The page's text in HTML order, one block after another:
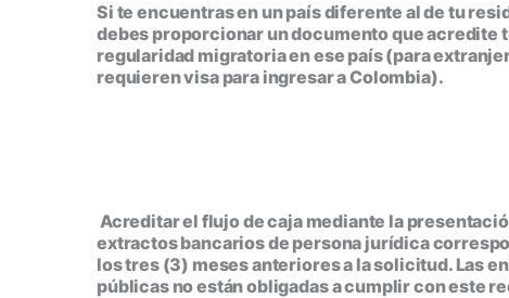
Si te encuentras en un país diferente al de tu
debes proporcionar un documento que acredite
regularidad migratoria en ese país (para
requieren visa para ingresar a Colombia).
Acreditar el flujo de caja mediante la
extractos bancarios de persona jurídica
los tres (3) meses anteriores a la solicitud. Las
públicas no están obligadas a cumplir con este